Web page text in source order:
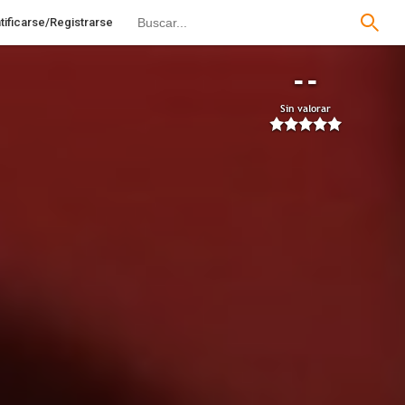
Registrarse
--
Sin valorar